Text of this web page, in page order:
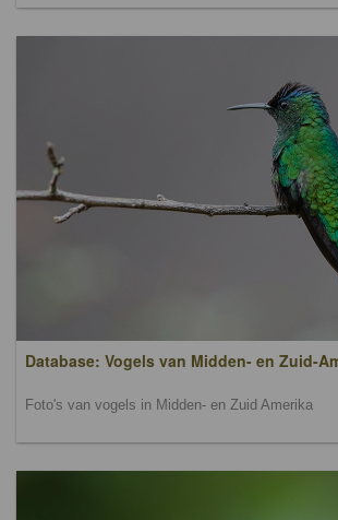
Database: Vogels van Midden- en Zuid-
Foto's van vogels in Midden- en Zuid Amerika